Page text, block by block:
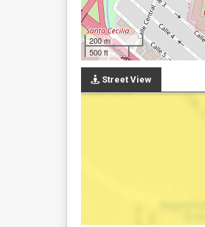
200 m
500 ft
Street View